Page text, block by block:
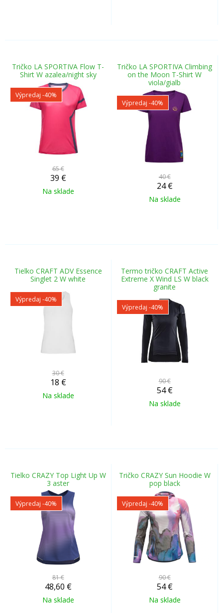
Tričko LA SPORTIVA Flow T-
Shirt W azalea/night sky
Výpredaj -40%
65 €
39 €
Na sklade
Tričko LA SPORTIVA Climbing
on the Moon T-Shirt W
viola/gialb
Výpredaj -40%
40 €
24 €
Na sklade
Tielko CRAFT ADV Essence
Singlet 2 W white
Výpredaj -40%
30 €
18 €
Na sklade
Termo tričko CRAFT Active
Extreme X Wind LS W black
granite
Výpredaj -40%
90 €
54 €
Na sklade
Tielko CRAZY Top Light Up W
3 aster
Výpredaj -40%
81 €
48,60 €
Na sklade
Tričko CRAZY Sun Hoodie W
pop black
Výpredaj -40%
90 €
54 €
Na sklade